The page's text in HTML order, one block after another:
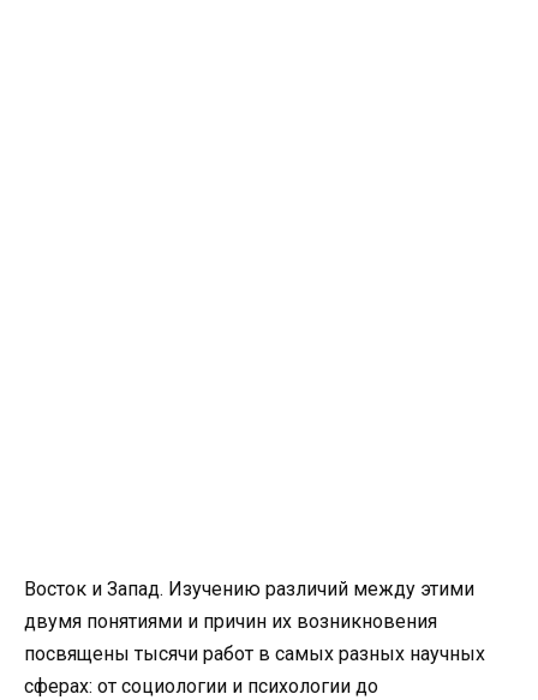
Восток и Запад. Изучению различий между этими
двумя понятиями и причин их возникновения
посвящены тысячи работ в самых разных научных
сферах: от социологии и психологии до